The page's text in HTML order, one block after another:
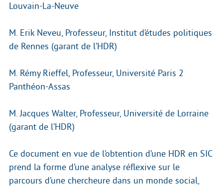
Louvain-La-Neuve
M. Erik Neveu, Professeur, Institut d’études politiques
de Rennes (garant de l’HDR)
M. Rémy Rieffel, Professeur, Université Paris 2
Panthéon-Assas
M. Jacques Walter, Professeur, Université de Lorraine
(garant de l’HDR)
Ce document en vue de l’obtention d’une HDR en SIC
prend la forme d’une analyse réflexive sur le
parcours d’une chercheure dans un monde social,